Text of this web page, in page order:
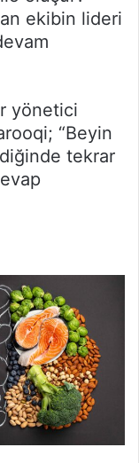
ekibin lideri
yönetici
“Beyin
tekrar